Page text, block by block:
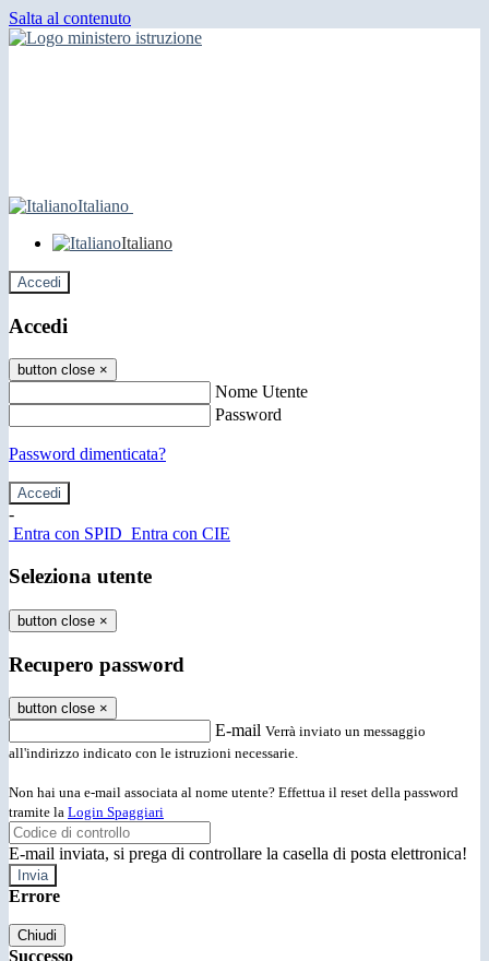
Salta al contenuto
Italiano
Italiano
Accedi
Accedi
button close ×
Nome Utente
Password
Password dimenticata?
-
Entra con SPID Entra con CIE
Seleziona utente
button close ×
Recupero password
button close ×
E-mail Verrà inviato un messaggio
all'indirizzo indicato con le istruzioni necessarie.
Non hai una e-mail associata al nome utente? Effettua il reset della password
tramite la Login Spaggiari
E-mail inviata, si prega di controllare la casella di posta elettronica!
Errore
Chiudi
Successo